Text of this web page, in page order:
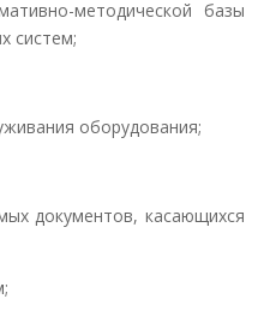
методической базы
систем;
оборудования;
документов, касающихся